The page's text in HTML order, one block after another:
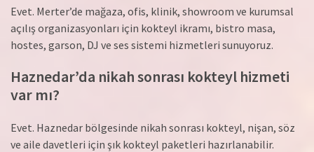
Evet. Merter’de mağaza, ofis, klinik, showroom ve kurumsal
açılış organizasyonları için kokteyl ikramı, bistro masa,
hostes, garson, DJ ve ses sistemi hizmetleri sunuyoruz.
Haznedar’da nikah sonrası kokteyl hizmeti
var mı?
Evet. Haznedar bölgesinde nikah sonrası kokteyl, nişan, söz
ve aile davetleri için şık kokteyl paketleri hazırlanabilir.